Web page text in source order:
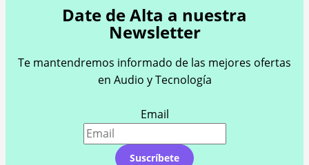
Date de Alta a nuestra
Newsletter
Te mantendremos informado de las mejores ofertas
en Audio y Tecnología
Email
Suscríbete